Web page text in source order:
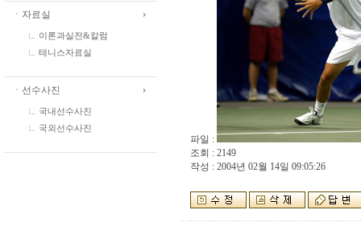
ㆍ자료실
이론과실전&칼럼
테니스자료실
ㆍ선수사진
국내선수사진
국외선수사진
파일 :
조회 : 2149
작성 : 2004년 02월 14일 09:05:26